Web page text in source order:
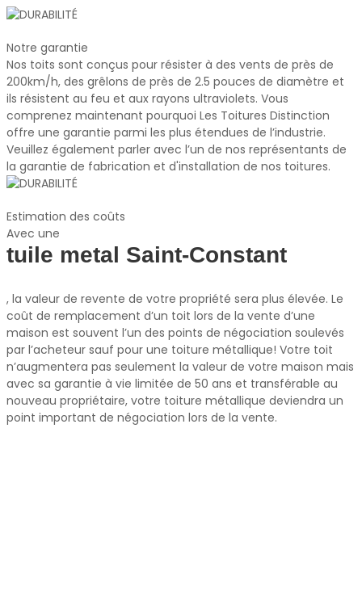
Notre garantie
Nos toits sont conçus pour résister à des vents de près de
200km/h, des grêlons de près de 2.5 pouces de diamètre et
ils résistent au feu et aux rayons ultraviolets. Vous
comprenez maintenant pourquoi Les Toitures Distinction
offre une garantie parmi les plus étendues de l’industrie.
Veuillez également parler avec l’un de nos représentants de
la garantie de fabrication et d'installation de nos toitures.
Estimation des coûts
Avec une
tuile metal Saint-Constant
, la valeur de revente de votre propriété sera plus élevée. Le
coût de remplacement d’un toit lors de la vente d’une
maison est souvent l’un des points de négociation soulevés
par l’acheteur sauf pour une toiture métallique! Votre toit
n’augmentera pas seulement la valeur de votre maison mais
avec sa garantie à vie limitée de 50 ans et transférable au
nouveau propriétaire, votre toiture métallique deviendra un
point important de négociation lors de la vente.